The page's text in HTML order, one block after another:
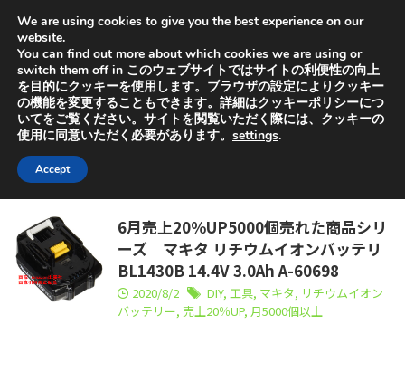
品のデータを販売!アマトピア あまログ アマテラスツー
Amazon売れ筋ご紹介サイト!アマ
売れ
HOME> 売上20％UP
売上20％UP
6月売上20％UP5000個売れた商品シリ
ーズ マキタ リチウムイオンバッテリ
BL1430B 14.4V 3.0Ah A-60698
2020/8/2 DIY, 工具, マキタ, リチウムイオン
バッテリー, 売上20％UP, 月5000個以上
We are using cookies to give you the best experience on our
website.
You can find out more about which cookies we are using or
switch them off in このウェブサイトではサイトの利便性の向上
を目的にクッキーを使用します。ブラウザの設定によりクッキー
の機能を変更することもできます。詳細はクッキーポリシーにつ
いてをご覧ください。サイトを閲覧いただく際には、クッキーの
使用に同意いただく必要があります。 settings.
Accept